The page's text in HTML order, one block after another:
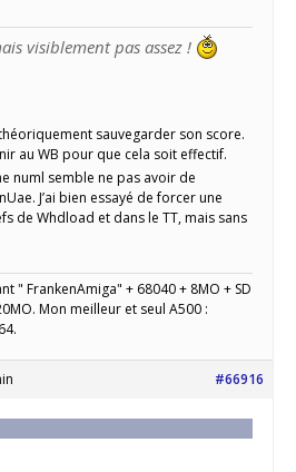
visiblement pas assez !
sauvegarder son score.
au WB pour que cela soit effectif.
numl semble ne pas avoir de
J’ai bien essayé de forcer une
de Whdload et dans le TT, mais sans
" FrankenAmiga" + 68040 + 8MO + SD
Mon meilleur et seul A500 :
#66916